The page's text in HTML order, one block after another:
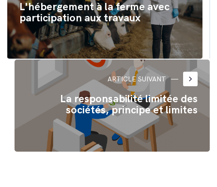
L'hébergement à la ferme avec
participation aux travaux
ARTICLE SUIVANT keyboard_arrow_right
La responsabilité limitée des
sociétés, principe et limites